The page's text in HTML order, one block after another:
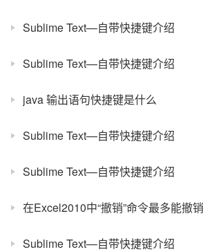
Sublime Text—自带快捷键介绍
Sublime Text—自带快捷键介绍
java 输出语句快捷键是什么
Sublime Text—自带快捷键介绍
Sublime Text—自带快捷键介绍
Sublime Text—自带快捷键介绍